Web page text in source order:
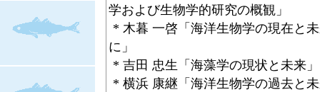
学および生物学的研究の概観」
* 木暮 一啓「海洋生物学の現在と
に」
* 吉田 忠生「海藻学の現状と未来」
* 横浜 康継「海洋生物学の過去と